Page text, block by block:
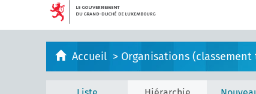
Accueil > Organisations